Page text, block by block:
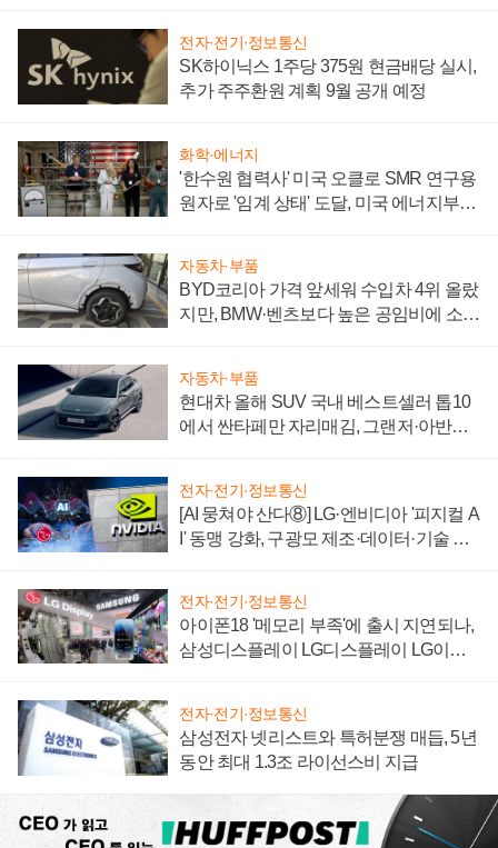
전자·전기·정보통신
SK하이닉스 1주당 375원 현금배당 실시,
추가 주주환원 계획 9월 공개 예정
화학·에너지
'한수원 협력사' 미국 오클로 SMR 연구용
원자로 '임계 상태' 도달, 미국 에너지부
자동차·부품
BYD코리아 가격 앞세워 수입차 4위 올랐
지만, BMW·벤츠보다 높은 공임비에 소비
자동차·부품
현대차 올해 SUV 국내 베스트셀러 톱10
에서 싼타페만 자리매김, 그랜저·아반떼
전자·전기·정보통신
[AI 뭉쳐야 산다⑧] LG·엔비디아 '피지컬 A
I' 동맹 강화, 구광모 제조·데이터·기술 결
전자·전기·정보통신
아이폰18 '메모리 부족'에 출시 지연되나,
삼성디스플레이 LG디스플레이 LG이노
전자·전기·정보통신
삼성전자 넷리스트와 특허분쟁 매듭, 5년
동안 최대 1.3조 라이선스비 지급